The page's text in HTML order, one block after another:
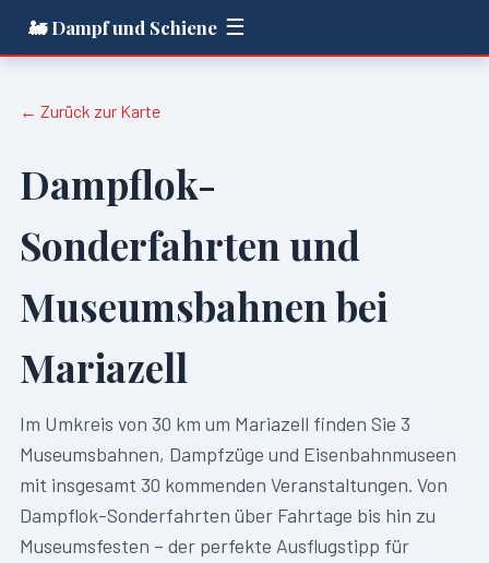
🚂 Dampf und Schiene ☰
← Zurück zur Karte
Dampflok-
Sonderfahrten und
Museumsbahnen bei
Mariazell
Im Umkreis von 30 km um Mariazell finden Sie 3
Museumsbahnen, Dampfzüge und Eisenbahnmuseen
mit insgesamt 30 kommenden Veranstaltungen. Von
Dampflok-Sonderfahrten über Fahrtage bis hin zu
Museumsfesten – der perfekte Ausflugstipp für